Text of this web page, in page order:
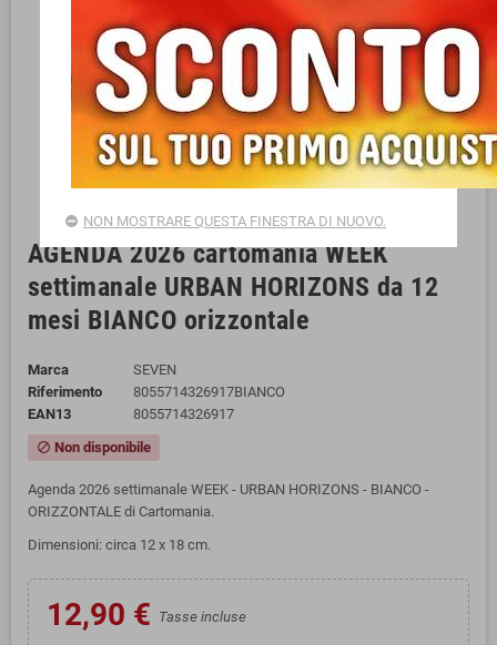
AGENDA 2026 cartomania WEEK
settimanale URBAN HORIZONS da 12
mesi BIANCO orizzontale
Marca
SEVEN
Riferimento
8055714326917BIANCO
EAN13
8055714326917
block Non disponibile
Agenda 2026 settimanale WEEK - URBAN HORIZONS - BIANCO -
ORIZZONTALE di Cartomania.
Dimensioni: circa 12 x 18 cm.
12,90 € Tasse incluse
NON MOSTRARE QUESTA FINESTRA DI NUOVO.